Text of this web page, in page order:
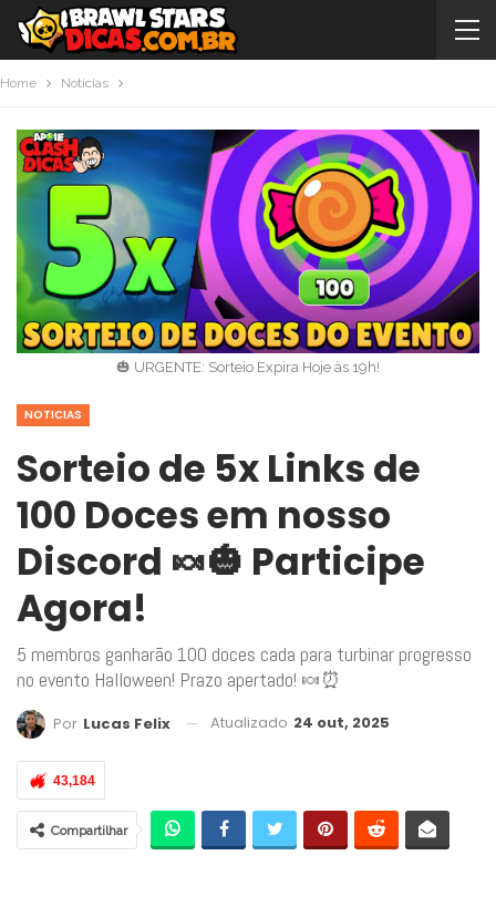
Home Noticias
🎃 URGENTE: Sorteio Expira Hoje às 19h!
NOTICIAS
Sorteio de 5x Links de
100 Doces em nosso
Discord 🍬🎃 Participe
Agora!
5 membros ganharão 100 doces cada para turbinar progresso
no evento Halloween! Prazo apertado! 🍬⏰
Por Lucas Felix Atualizado 24 out, 2025
43,184
Compartilhar